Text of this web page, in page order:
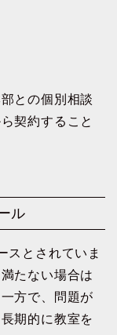
との個別相談
契約すること
ル
スとされていま
たない場合は
方で、問題が
期的に教室を